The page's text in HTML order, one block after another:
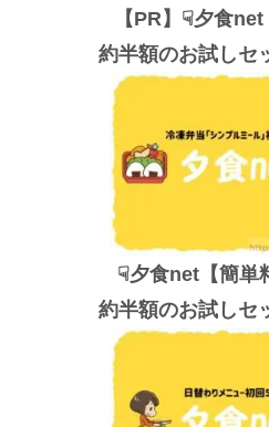
【PR】☟夕食net
約半額のお試しセ
☟夕食net【簡単
約半額のお試しセ